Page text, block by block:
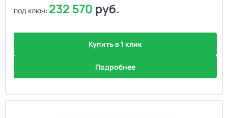
под ключ: 232 570 руб.
Купить в 1 клик
Подробнее